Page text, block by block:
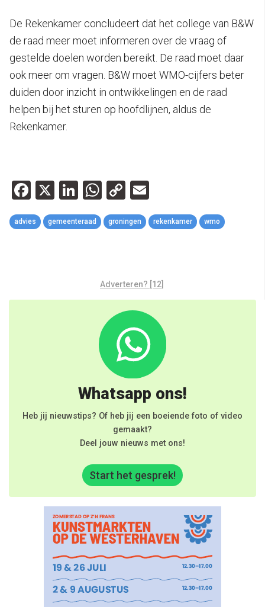
De Rekenkamer concludeert dat het college van B&W
de raad meer moet informeren over de vraag of
gestelde doelen worden bereikt. De raad moet daar
ook meer om vragen. B&W moet WMO-cijfers beter
duiden door inzicht in ontwikkelingen en de raad
helpen bij het sturen op hoofdlijnen, aldus de
Rekenkamer.
Facebook
X LinkedIn
WhatsApp
Copy
Link
advies gemeenteraad groningen rekenkamer wmo
Adverteren? [12]
Whatsapp ons!
Heb jij nieuwstips? Of heb jij een boeiende foto of video
gemaakt?
Deel jouw nieuws met ons!
Start het gesprek!